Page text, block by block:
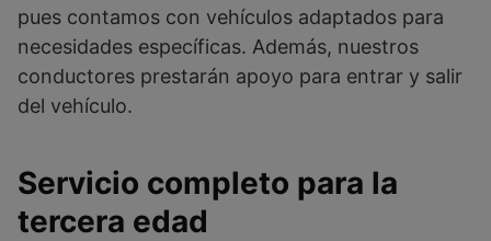
pues contamos con vehículos adaptados para
necesidades específicas. Además, nuestros
conductores prestarán apoyo para entrar y salir
del vehículo.
Servicio completo para la
tercera edad